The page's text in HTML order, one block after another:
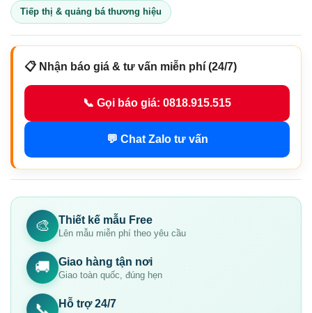
Tiếp thị & quảng bá thương hiệu
📋 Nhận báo giá & tư vấn miễn phí (24/7)
📞 Gọi báo giá: 0818.915.515
💬 Chat Zalo tư vấn
🎨 Thiết kế mẫu Free
Lên mẫu miễn phí theo yêu cầu
🚚 Giao hàng tận nơi
Giao toàn quốc, đúng hẹn
📞 Hỗ trợ 24/7